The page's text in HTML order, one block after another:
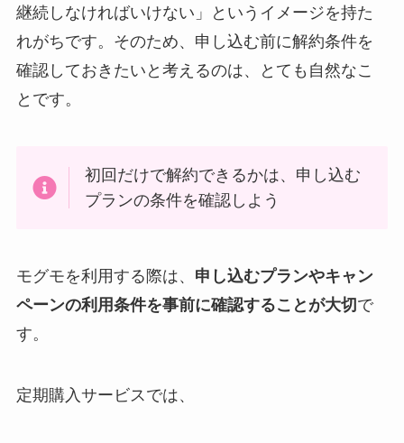
継続しなければいけない」というイメージを持た
れがちです。そのため、申し込む前に解約条件を
確認しておきたいと考えるのは、とても自然なこ
とです。
初回だけで解約できるかは、申し込む
プランの条件を確認しよう
モグモを利用する際は、 申し込むプランやキャン
ペーンの利用条件を事前に確認することが大切で
す。
定期購入サービスでは、